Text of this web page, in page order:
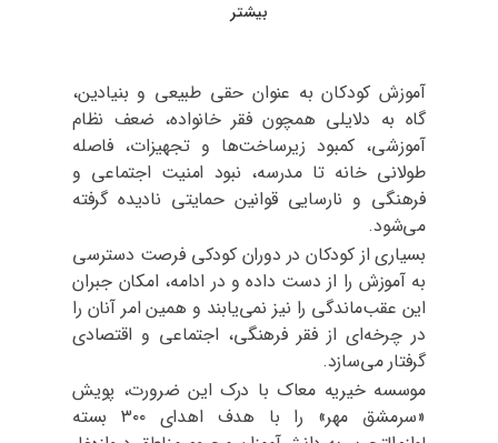
برای عموم در دسترس خواهد بود.
(مانیتور و …) هستید، بایستی آنها را بصورت
حضوری به موسسه تحویل دهید زیرا امکان
قانونی مراجعه به درب منزل از طرف موسسه
وجود ندارد
بیشتر
آموزش کودکان به عنوان حقی طبیعی و بنیادین،
گاه به دلایلی همچون فقر خانواده، ضعف نظام
آموزشی، کمبود زیرساخت‌ها و تجهیزات، فاصله
طولانی خانه تا مدرسه، نبود امنیت اجتماعی و
فرهنگی و نارسایی قوانین حمایتی نادیده گرفته
می‌شود.
بسیاری از کودکان در دوران کودکی فرصت دسترسی
به آموزش را از دست داده و در ادامه، امکان جبران
این عقب‌ماندگی را نیز نمی‌یابند و همین امر آنان را
در چرخه‌ای از فقر فرهنگی، اجتماعی و اقتصادی
گرفتار می‌سازد.
موسسه خیریه معاک با درک این ضرورت، پویش
«سرمشق مهر» را با هدف اهدای ۳۰۰ بسته